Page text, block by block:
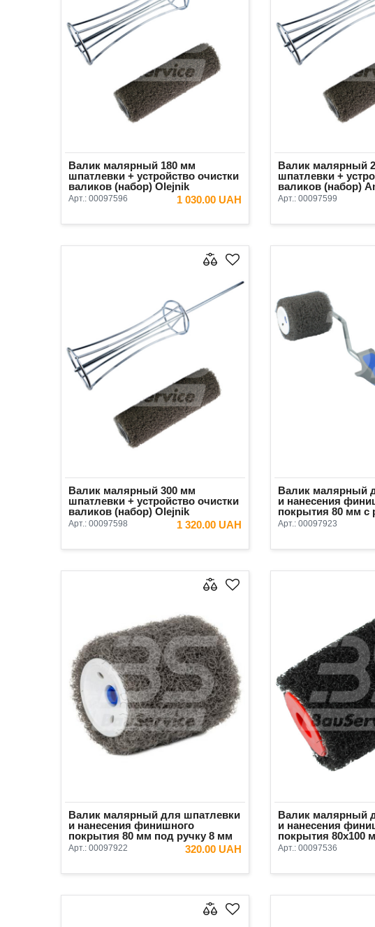
Валик малярный 180 мм
шпатлевки + устройство очистки
валиков (набор) Olejnik
Арт.: 00097596 1 030.00 UAH
В КОРЗИНУ
Валик малярный
шпатлевки +
валиков (набор)
Арт.: 00097599
Валик малярный 300 мм
шпатлевки + устройство очистки
валиков (набор) Olejnik
Арт.: 00097598 1 320.00 UAH
В КОРЗИНУ
Валик малярный
и нанесения
покрытия 80 мм с
ворс 16 мм Kubala
Арт.: 00097923
Валик малярный для шпатлевки
и нанесения финишного
покрытия 80 мм под ручку 8 мм
ворс 16 мм Kubala
Арт.: 00097922 320.00 UAH
В КОРЗИНУ
Валик малярный
и нанесения
покрытия 80х100
мм Olejnik
Арт.: 00097536